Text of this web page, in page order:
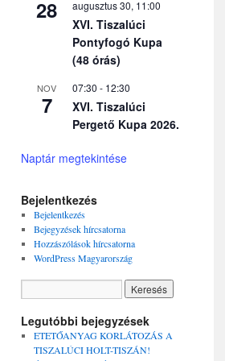
28 augusztus 30, 11:00
XVI. Tiszalúci
Pontyfogó Kupa
(48 órás)
NOV
7
07:30 - 12:30
XVI. Tiszalúci
Pergető Kupa 2026.
Naptár megtekintése
Bejelentkezés
Bejelentkezés
Bejegyzések hírcsatorna
Hozzászólások hírcsatorna
WordPress Magyarország
Legutóbbi bejegyzések
ETETŐANYAG KORLÁTOZÁS A
TISZALÚCI HOLT-TISZÁN!